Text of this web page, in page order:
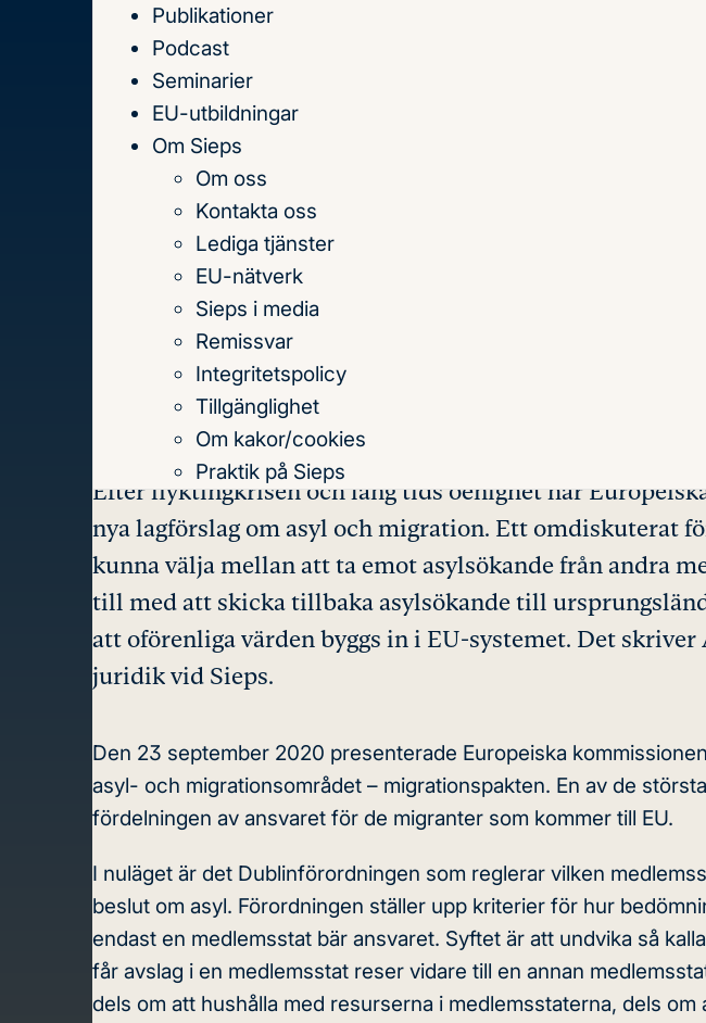
Till
innehållet
Publikationer
Podcast
Seminarier
EU-utbildningar
Om Sieps
Om oss
Kontakta oss
Lediga tjänster
EU-nätverk
Sieps i media
Remissvar
Integritetspolicy
Tillgänglighet
Om kakor/cookies
Praktik på Sieps
Publikationer2020
Innehållsförteckning
Migrationspakten:
Institutionalisering av
Efter flyktingkrisen och lång tids oenighet har
nya lagförslag om asyl och migration. Ett omdiskuterat
kunna välja mellan att ta emot asylsökande från andra
till med att skicka tillbaka asylsökande till
att oförenliga värden byggs in i EU-systemet. Det skriver
juridik vid Sieps.
Den 23 september 2020 presenterade Europeiska
asyl- och migrationsområdet – migrationspakten. En av de
fördelningen av ansvaret för de migranter som kommer till EU.
I nuläget är det Dublinförordningen som reglerar vilken
beslut om asyl. Förordningen ställer upp kriterier för hur
endast en medlemsstat bär ansvaret. Syftet är att undvika så
får avslag i en medlemsstat reser vidare till en annan
dels om att hushålla med resurserna i medlemsstaterna, dels